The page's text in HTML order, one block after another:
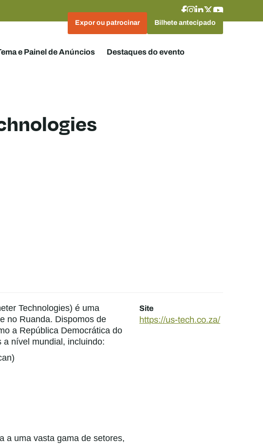
Expor ou patrocinar Bilhete antecipado
e Painel de Anúncios Destaques do evento
Technologies) é uma
no Ruanda. Dispomos de
a República Democrática do
nível mundial, incluindo:
a uma vasta gama de setores,
Site
https://us-tech.co.za/